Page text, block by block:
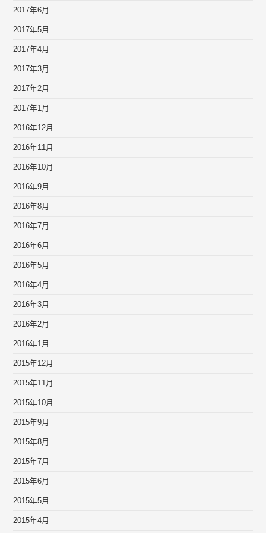
2017年6月
2017年5月
2017年4月
2017年3月
2017年2月
2017年1月
2016年12月
2016年11月
2016年10月
2016年9月
2016年8月
2016年7月
2016年6月
2016年5月
2016年4月
2016年3月
2016年2月
2016年1月
2015年12月
2015年11月
2015年10月
2015年9月
2015年8月
2015年7月
2015年6月
2015年5月
2015年4月